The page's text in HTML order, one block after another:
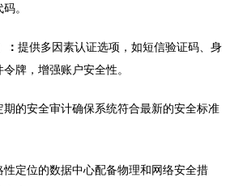
。
：提供多因素认证选项，如短信验证码、身
牌，增强账户安全性。
期的安全审计确保系统符合最新的安全标准
性定位的数据中心配备物理和网络安全措